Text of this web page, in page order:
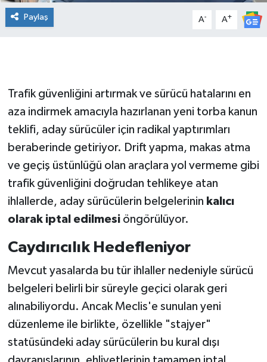
Paylaş A- A+
Trafik güvenliğini artırmak ve sürücü hatalarını en
aza indirmek amacıyla hazırlanan yeni torba kanun
teklifi, aday sürücüler için radikal yaptırımları
beraberinde getiriyor. Drift yapma, makas atma
ve geçiş üstünlüğü olan araçlara yol vermeme gibi
trafik güvenliğini doğrudan tehlikeye atan
ihlallerde, aday sürücülerin belgelerinin kalıcı
olarak iptal edilmesiöngörülüyor.
Caydırıcılık Hedefleniyor
Mevcut yasalarda bu tür ihlaller nedeniyle sürücü
belgeleri belirli bir süreyle geçici olarak geri
alınabiliyordu. Ancak Meclis'e sunulan yeni
düzenleme ile birlikte, özellikle "stajyer"
statüsündeki aday sürücülerin bu kural dışı